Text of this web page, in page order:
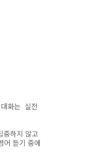
화는 실전
중하지 않고
어 듣기 중에